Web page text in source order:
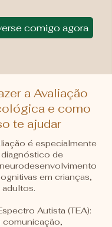
comigo agora
a Avaliação
e como
te ajudar
é especialmente
de
em crianças,
Autista (TEA):
comunicação,